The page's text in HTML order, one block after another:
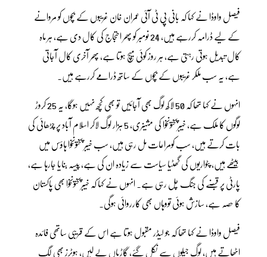
فیصل واوڈا نے کہا کہ بانی پی ٹی آئی عمران خان غریبوں کے بچوں کو مروانے
کے لیے ڈرامہ کررہے ہیں، 24 نومبر کو پھر احتجاج کی کال دی ہے، ہر ماہ
کال تبدیل ہوتی رہتی ہے، ہر روز کوئی میچ ہوتا ہے، پھر آخری کال آجاتی
ہے، یہ سب ملکر غریبوں کے بچوں کے ساتھ ڈرامے کررہے ہیں۔
انہوں نے کہا تھا کہ 50 لاکھ لوگ بھی آجائیں تو بھی کچھ نہیں ہوگا، یہ 25 کروڑ
لوگوں کا ملک ہے، خیبرپختونخوا کی مشینری، 5 ہزار لوگ لاکر اسلام آباد پر چڑھائی کی
بات کرتے ہیں، سب کومراعات مل رہی ہیں، سب خیبر پختونخوا ہاؤس میں
بیٹھے ہیں، پٹواریوں کی گھٹیا سیاست سے زیادہ ان کی ہے، پیسہ بنایا جارہا ہے،
پارٹی پر قبضے کی جنگ چل رہی ہے۔ انہوں نے کہا کہ خیبرپختونخوا بھی پاکستان
کا حصہ ہے، سازش ہوئی تووہاں بھی کارروائی ہوگی۔
فیصل واوڈا نے کہا تھا کہ جو لیڈر مقبول ہوتا ہے اس کے قریبی ساتھی فائدہ
اٹھاتے ہیں، لوگ جیلوں سے نکل گئے، گاڑیاں لے لیں، ہوٹرز بھی لگ